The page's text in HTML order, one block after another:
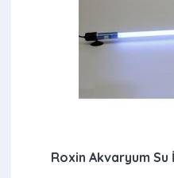
Roxin Akvaryum Su